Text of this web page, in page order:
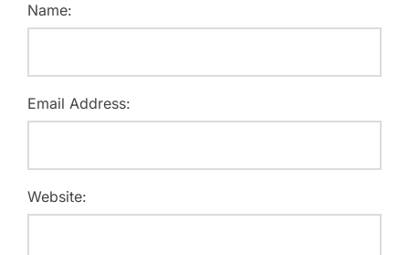
Name:
Email Address:
Website: